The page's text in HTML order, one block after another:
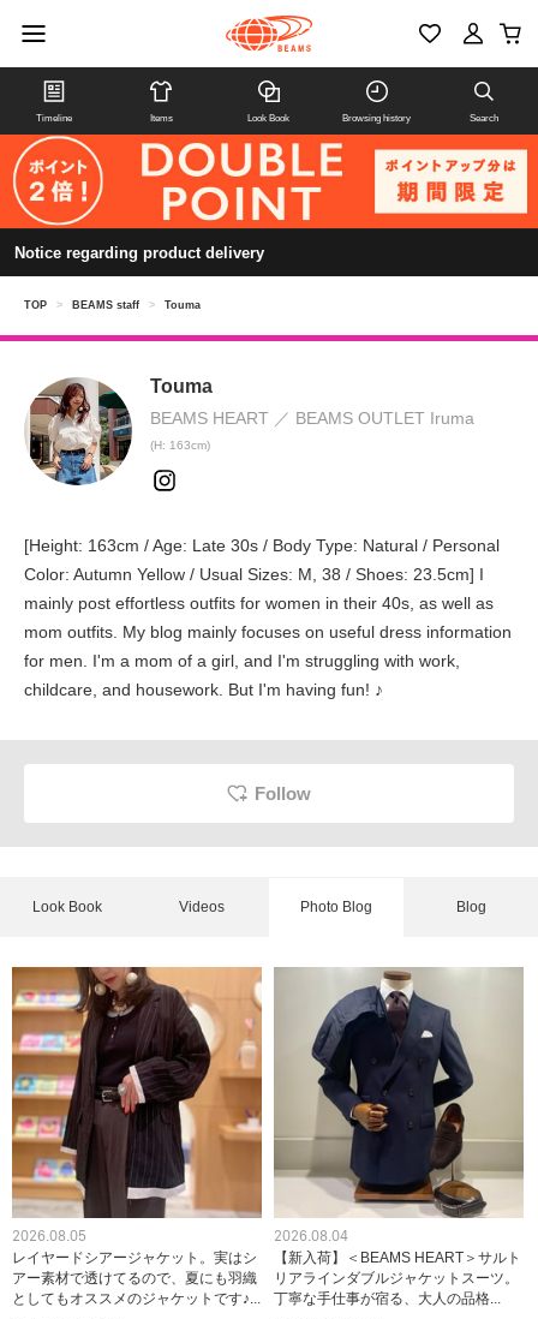
Timeline Items Look Book Browsing history Search
Notice regarding product delivery
TOP > BEAMS staff > Touma
Touma
BEAMS HEART BEAMS OUTLET Iruma
(H: 163cm)
[Height: 163cm / Age: Late 30s / Body Type: Natural / Personal
Color: Autumn Yellow / Usual Sizes: M, 38 / Shoes: 23.5cm] I
mainly post effortless outfits for women in their 40s, as well as
mom outfits. My blog mainly focuses on useful dress information
for men. I'm a mom of a girl, and I'm struggling with work,
childcare, and housework. But I'm having fun! ♪
Follow
Look Book Videos Photo Blog Blog
2026.08.05
レイヤードシアージャケット。実はシ
アー素材で透けてるので、夏にも羽織
としてもオススメのジャケットです♪...
2026.08.04
【新入荷】＜BEAMS HEART＞サルト
リアラインダブルジャケットスーツ。
丁寧な手仕事が宿る、大人の品格...